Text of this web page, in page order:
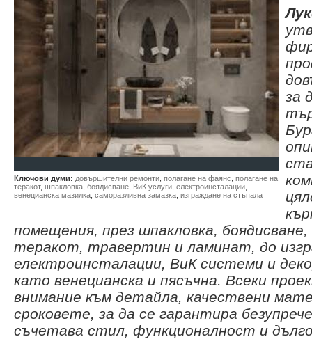
Ключови думи: довършителни ремонти полагане на фаянс полагане на
теракот, шпакловка боядисване ВиК услуги електроинсталации
венецианска мазилка саморазливна замазка изграждане на стъпала
за
помещения, през шпакловка,
теракот, травертин и ламинат, до
електроинсталации, ВиК системи и
като венецианска и пясъчна. Всеки
внимание към детайла, качествени
сроковете, за да се гарантира
съчетава стил, функционалност и